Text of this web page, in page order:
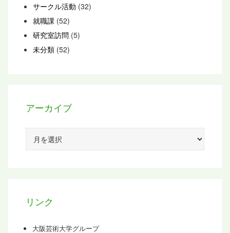
サークル活動 (32)
就職課 (52)
研究室訪問 (5)
未分類 (52)
アーカイブ
カ
リンク
大阪芸術大学グループ